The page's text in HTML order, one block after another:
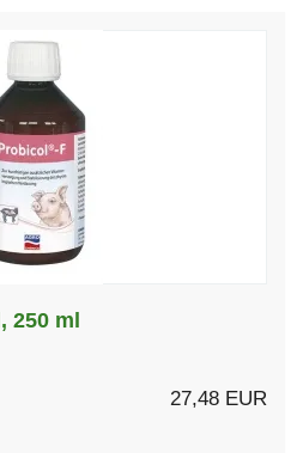
250 ml
27,48 EUR